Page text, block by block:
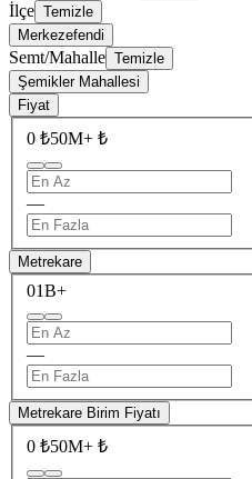
İlçe Temizle
Merkezefendi
Semt/Mahalle Temizle
Şemikler Mahallesi
Fiyat
0 ₺50M+ ₺
—
Metrekare
01B+
—
Metrekare Birim Fiyatı
0 ₺50M+ ₺